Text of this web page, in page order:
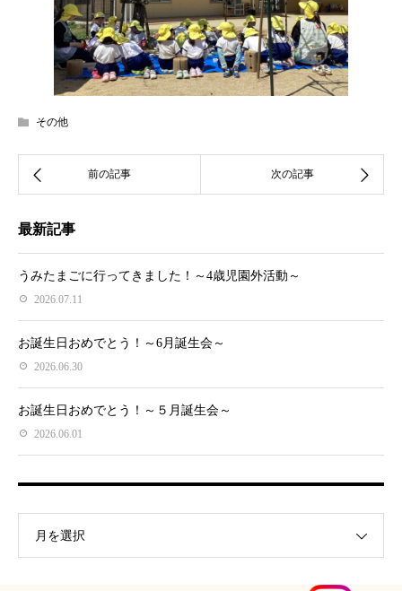
その他
最新記事
うみたまごに行ってきました！～4歳児園外活動～
2026.07.11
お誕生日おめでとう！～6月誕生会～
2026.06.30
お誕生日おめでとう！～５月誕生会～
2026.06.01
月を選択